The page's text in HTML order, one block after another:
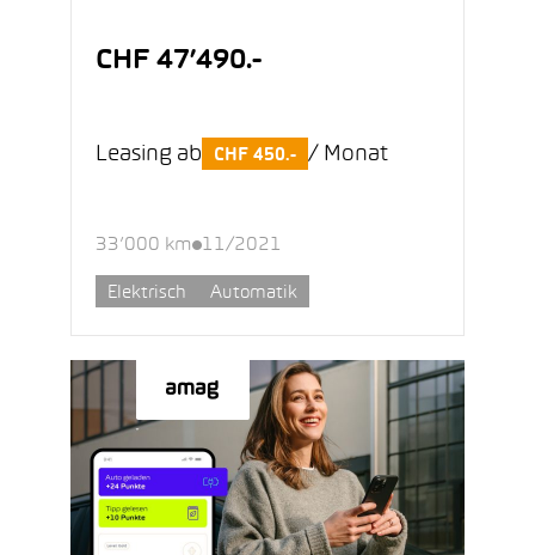
CHF 47’490.-
Leasing ab CHF 450.- / Monat
33’000 km 11/2021
Elektrisch Automatik